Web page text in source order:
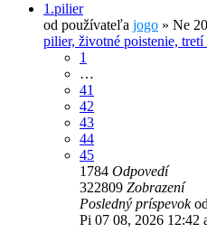
1.pilier
od používateľa jogo » Ne
pilier, životné poistenie,
1
…
41
42
43
44
45
1784 Odpovedí
322809 Zobrazení
Posledný príspevok
Pi 07 08, 2026 12:42